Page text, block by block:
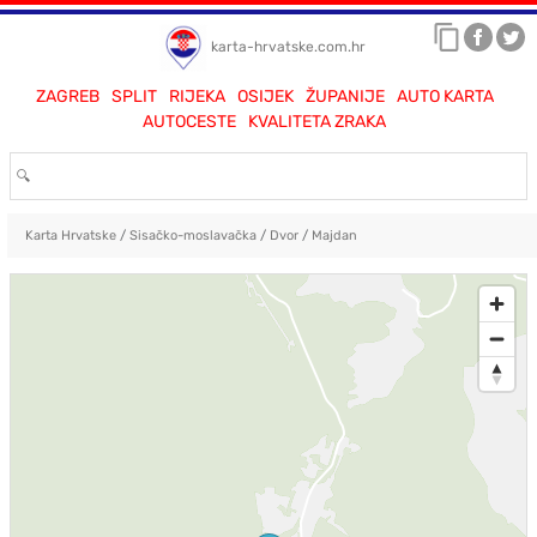
karta-hrvatske.com.hr
ZAGREB SPLIT RIJEKA OSIJEK ŽUPANIJE
AUTO KARTA
AUTOCESTE
KVALITETA ZRAKA
Karta Hrvatske/ Sisačko-moslavačka/ Dvor/ Majdan